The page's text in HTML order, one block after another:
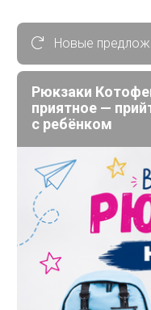
согласен с
изложенными в
закупок,
конфиденциальности,
Новые
Рюкзаки
приятное —
с ребёнком